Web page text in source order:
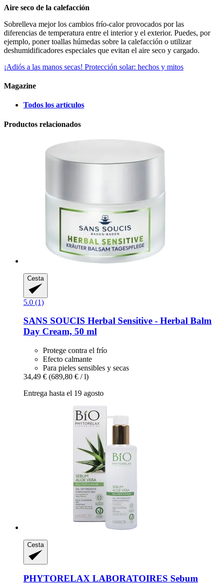
Aire seco de la calefacción
Sobrelleva mejor los cambios frío-calor provocados por las
diferencias de temperatura entre el interior y el exterior. Puedes, por
ejemplo, poner toallas húmedas sobre la calefacción o utilizar
deshumidificadores especiales que evitan el aire seco y cargado.
¡Adiós a las manos secas! Protección solar: hechos y mitos
Magazine
Todos los artículos
Productos relacionados
Cesta
5.0 (1)
SANS SOUCIS Herbal Sensitive -​ Herbal Balm
Day Cream, 50 ml
Protege contra el frío
Efecto calmante
Para pieles sensibles y secas
34,49 € (689,80 € / l)
Entrega hasta el 19 agosto
Cesta
PHYTORELAX LABORATOIRES Sebum